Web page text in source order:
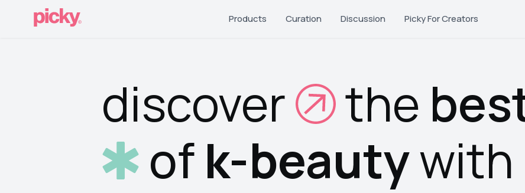
Products Curation Discussion Picky For Creators
discover the
of k-beautywith